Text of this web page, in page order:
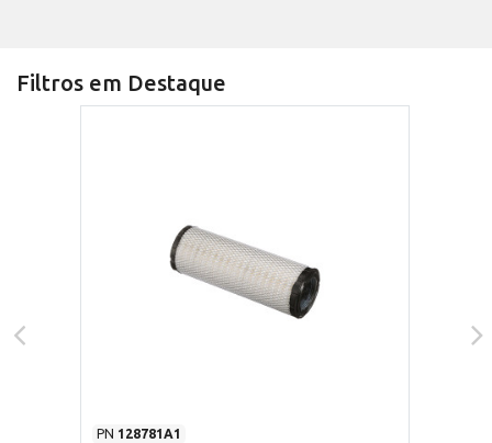
Filtros em Destaque
PN 128781A1